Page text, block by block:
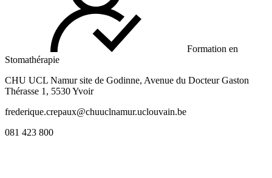
Formation en
Stomathérapie
CHU UCL Namur site de Godinne, Avenue du Docteur Gaston
Thérasse 1, 5530 Yvoir
frederique.crepaux@chuuclnamur.uclouvain.be
081 423 800